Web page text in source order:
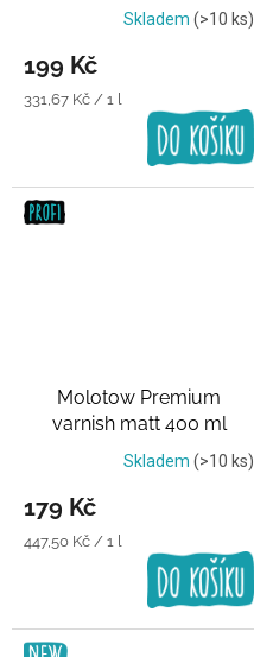
Skladem (>10 ks)
199 Kč
Měrná
331,67 Kč / 1 l
Molotow Premium
varnish matt 400 ml
Transparentní lak
Skladem (>10 ks)
179 Kč
Měrná
447,50 Kč / 1 l